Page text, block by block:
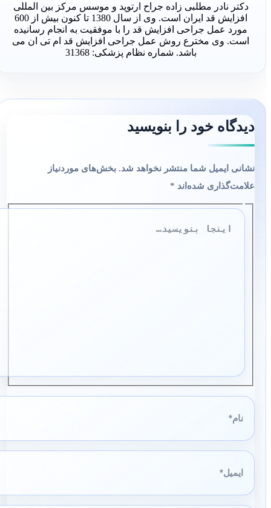
دکتر نادر مطلبی زاده جراح ارتوپد و موسس مرکز بین المللی
افزایش قد ایران است. وی از سال 1380 تا کنون بیش از 600
مورد عمل جراحی افزایش قد را با موفقیت به انجام رسانیده
است. وی مخترع روش عمل جراحی افزایش قد ام تی ان می
باشد. شماره نظام پزشکی: 31368
دیدگاه‌ خود را بنویسید
نشانی ایمیل شما منتشر نخواهد شد. بخش‌های موردنیاز
علامت‌گذاری شده‌اند*
نام*
ایمیل*